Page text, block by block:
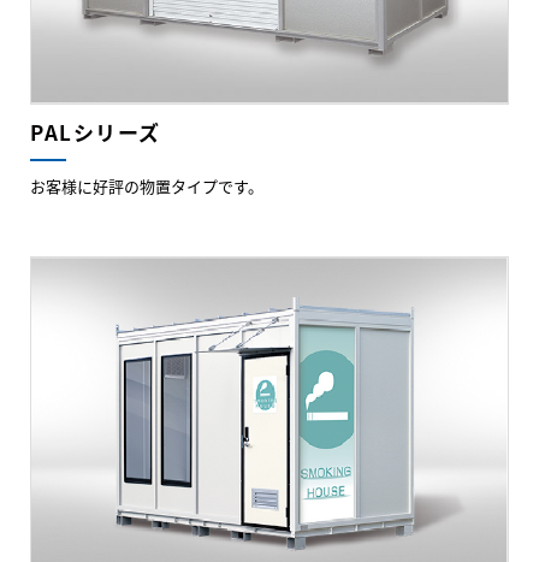
PALシリーズ
お客様に好評の物置タイプです。